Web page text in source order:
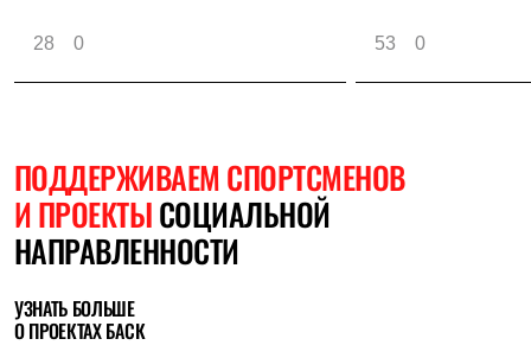
28 0 53 0
ПОДДЕРЖИВАЕМ СПОРТСМЕНОВ
И ПРОЕКТЫСОЦИАЛЬНОЙ
НАПРАВЛЕННОСТИ
УЗНАТЬ БОЛЬШЕ
О ПРОЕКТАХ БАСК